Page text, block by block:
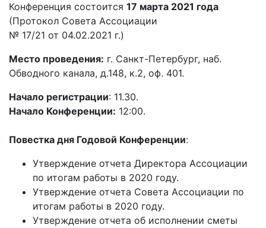
Конференция состоится 17 марта 2021 года
(Протокол Совета Ассоциации
№ 17/21 от 04.02.2021 г.)
Место проведения: г. Санкт-Петербург, наб.
Обводного канала, д.148, к.2, оф. 401.
Начало регистрации: 11.30.
Начало Конференции: 12:00.
Повестка дня Годовой Конференции:
Утверждение отчета Директора Ассоциации
по итогам работы в 2020 году.
Утверждение отчета Совета Ассоциации по
итогам работы в 2020 году.
Утверждение отчета об исполнении сметы